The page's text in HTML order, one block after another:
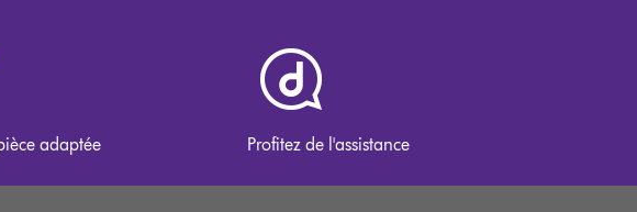
adaptée Profitez de l'assistance